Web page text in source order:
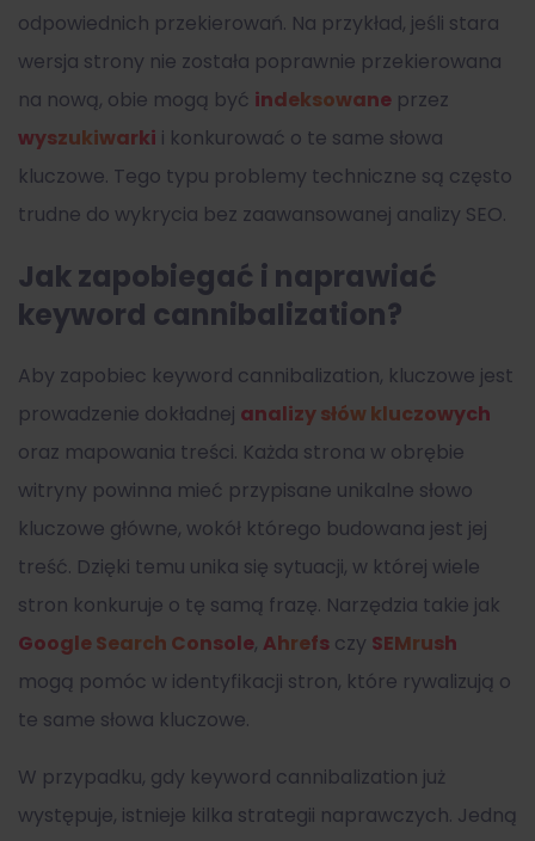
odpowiednich przekierowań. Na przykład, jeśli stara
wersja strony nie została poprawnie przekierowana
na nową, obie mogą być indeksowane przez
wyszukiwarki i konkurować o te same słowa
kluczowe. Tego typu problemy techniczne są często
trudne do wykrycia bez zaawansowanej analizy SEO.
Jak zapobiegać i naprawiać
keyword cannibalization?
Aby zapobiec keyword cannibalization, kluczowe jest
prowadzenie dokładnej analizy słów kluczowych
oraz mapowania treści. Każda strona w obrębie
witryny powinna mieć przypisane unikalne słowo
kluczowe główne, wokół którego budowana jest jej
treść. Dzięki temu unika się sytuacji, w której wiele
stron konkuruje o tę samą frazę. Narzędzia takie jak
Google Search Console, Ahrefs czy SEMrush
mogą pomóc w identyfikacji stron, które rywalizują o
te same słowa kluczowe.
W przypadku, gdy keyword cannibalization już
występuje, istnieje kilka strategii naprawczych. Jedną